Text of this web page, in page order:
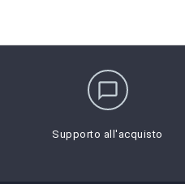
chat_bubble_outline
Supporto all'acquisto